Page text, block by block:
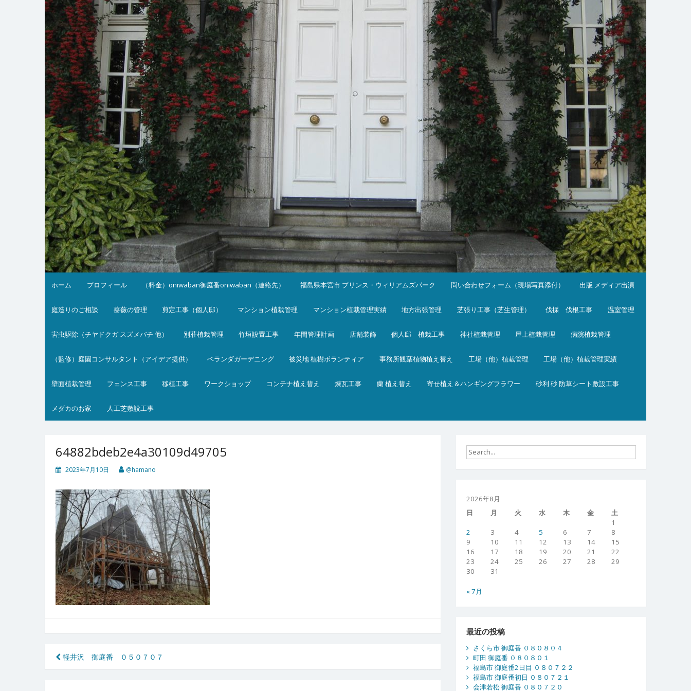
ホーム プロフィール （料金）oniwaban御庭番oniwaban（連絡先） 福島県本宮市 プリンス・ウィリアムズパーク 問い合わせフォーム（現場写真添付） 出版 メディア出演
庭造りのご相談 薔薇の管理 剪定工事（個人邸） マンション植栽管理 マンション植栽管理実績 地方出張管理 芝張り工事（芝生管理） 伐採 伐根工事 温室管理
害虫駆除（チヤドクガ スズメバチ 他） 別荘植栽管理 竹垣設置工事 年間管理計画 店舗装飾 個人邸 植栽工事 神社植栽管理 屋上植栽管理 病院植栽管理
（監修）庭園コンサルタント（アイデア提供） ベランダガーデニング 被災地 植樹ボランティア 事務所観葉植物植え替え 工場（他）植栽管理 工場（他）植栽管理実績
壁面植栽管理 フェンス工事 移植工事 ワークショップ コンテナ植え替え 煉瓦工事 蘭 植え替え 寄せ植え＆ハンギングフラワー 砂利 砂 防草シート敷設工事
メダカのお家 人工芝敷設工事
64882bdeb2e4a30109d49705
2023年7月10日 @hamano
投
稿
軽井沢 御庭番 ０５０７０７
2026年8月
日
月 火 水 木 金
土
1
2
3 4 5 6 7
8
9
10 11 12 13 14
15
16
17 18 19 20 21
22
23
24 25 26 27 28
29
30
31
« 7月
最近の投稿
さくら市 御庭番 ０８０８０４
町田 御庭番 ０８０８０１
福島市 御庭番2日目 ０８０７２２
福島市 御庭番初日 ０８０７２１
会津若松 御庭番 ０８０７２０